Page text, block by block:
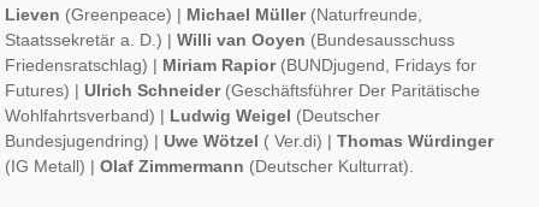
Lieven (Greenpeace) | Michael Müller(Naturfreunde,
Staatssekretär a. D.) |Willi van Ooyen (Bundesausschuss
Friedensratschlag) | Miriam Rapior(BUNDjugend, Fridays for
Futures) | Ulrich Schneider(Geschäftsführer Der Paritätische
Wohlfahrtsverband) | Ludwig Weigel (Deutscher
Bundesjugendring) | Uwe Wötzel ( Ver.di) |Thomas Würdinger
(IG Metall) |Olaf Zimmermann (Deutscher Kulturrat).